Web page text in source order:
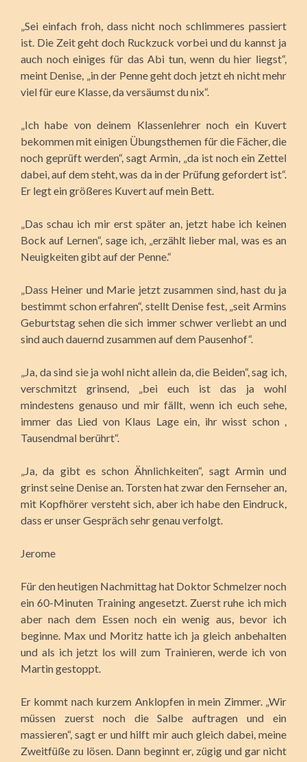
„Sei einfach froh, dass nicht noch schlimmeres passiert
ist. Die Zeit geht doch Ruckzuck vorbei und du kannst ja
auch noch einiges für das Abi tun, wenn du hier liegst“,
meint Denise, „in der Penne geht doch jetzt eh nicht mehr
viel für eure Klasse, da versäumst du nix“.
„Ich habe von deinem Klassenlehrer noch ein Kuvert
bekommen mit einigen Übungsthemen für die Fächer, die
noch geprüft werden“, sagt Armin, „da ist noch ein Zettel
dabei, auf dem steht, was da in der Prüfung gefordert ist“.
Er legt ein größeres Kuvert auf mein Bett.
„Das schau ich mir erst später an, jetzt habe ich keinen
Bock auf Lernen“, sage ich, „erzählt lieber mal, was es an
Neuigkeiten gibt auf der Penne.“
„Dass Heiner und Marie jetzt zusammen sind, hast du ja
bestimmt schon erfahren“, stellt Denise fest, „seit Armins
Geburtstag sehen die sich immer schwer verliebt an und
sind auch dauernd zusammen auf dem Pausenhof“.
„Ja, da sind sie ja wohl nicht allein da, die Beiden“, sag ich,
verschmitzt grinsend, „bei euch ist das ja wohl
mindestens genauso und mir fällt, wenn ich euch sehe,
immer das Lied von Klaus Lage ein, ihr wisst schon ,
Tausendmal berührt“.
„Ja, da gibt es schon Ähnlichkeiten“, sagt Armin und
grinst seine Denise an. Torsten hat zwar den Fernseher an,
mit Kopfhörer versteht sich, aber ich habe den Eindruck,
dass er unser Gespräch sehr genau verfolgt.
Jerome
Für den heutigen Nachmittag hat Doktor Schmelzer noch
ein 60-Minuten Training angesetzt. Zuerst ruhe ich mich
aber nach dem Essen noch ein wenig aus, bevor ich
beginne. Max und Moritz hatte ich ja gleich anbehalten
und als ich jetzt los will zum Trainieren, werde ich von
Martin gestoppt.
Er kommt nach kurzem Anklopfen in mein Zimmer. „Wir
müssen zuerst noch die Salbe auftragen und ein
massieren“, sagt er und hilft mir auch gleich dabei, meine
Zweitfüße zu lösen. Dann beginnt er, zügig und gar nicht